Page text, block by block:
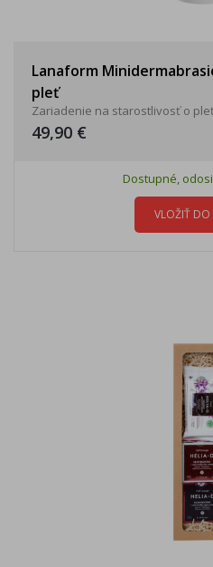
Lanaform
pleť
Zariadenie na starostlivosť o
49,90 €
Dostupné,
VLOŽIŤ DO